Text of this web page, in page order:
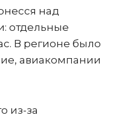
над
отдельные
В регионе было
авиакомпании
из-за